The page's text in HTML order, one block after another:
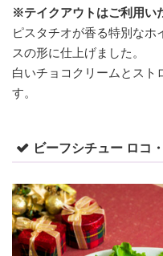
※テイクアウトはご利用い
ピスタチオが香る特別なホ
スの形に仕上げました。
白いチョコクリームとスト
す。
ビーフシチュー ロコ